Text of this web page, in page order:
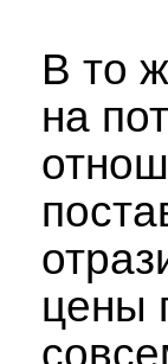
В то
на
цены